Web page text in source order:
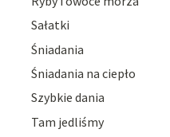
Sałatki
Śniadania
Śniadania na ciepło
Szybkie dania
Tam jedliśmy